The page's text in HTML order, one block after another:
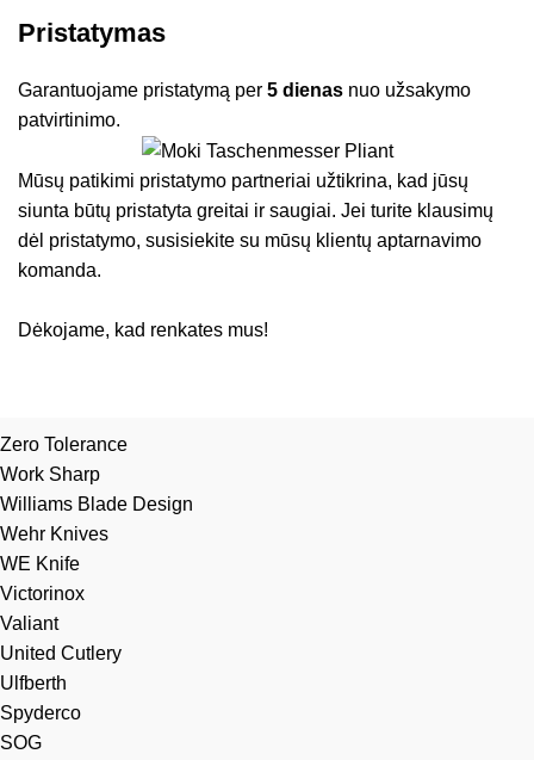
Pristatymas
Garantuojame pristatymą per5 dienas nuo užsakymo
patvirtinimo.
Mūsų patikimi pristatymo partneriai užtikrina, kad jūsų
siunta būtų pristatyta greitai ir saugiai. Jei turite klausimų
dėl pristatymo, susisiekite su mūsų klientų aptarnavimo
komanda.
Dėkojame, kad renkates mus!
Zero Tolerance
Work Sharp
Williams Blade Design
Wehr Knives
WE Knife
Victorinox
Valiant
United Cutlery
Ulfberth
Spyderco
SOG